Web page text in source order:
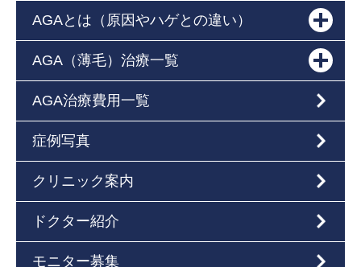
AGAとは（原因やハゲとの違い）
AGA（薄毛）治療一覧
AGA治療費用一覧
症例写真
クリニック案内
ドクター紹介
モニター募集